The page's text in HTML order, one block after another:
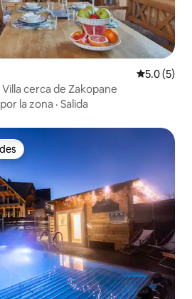
5.0 (5)
cerca de Zakopane
la zona · Salida